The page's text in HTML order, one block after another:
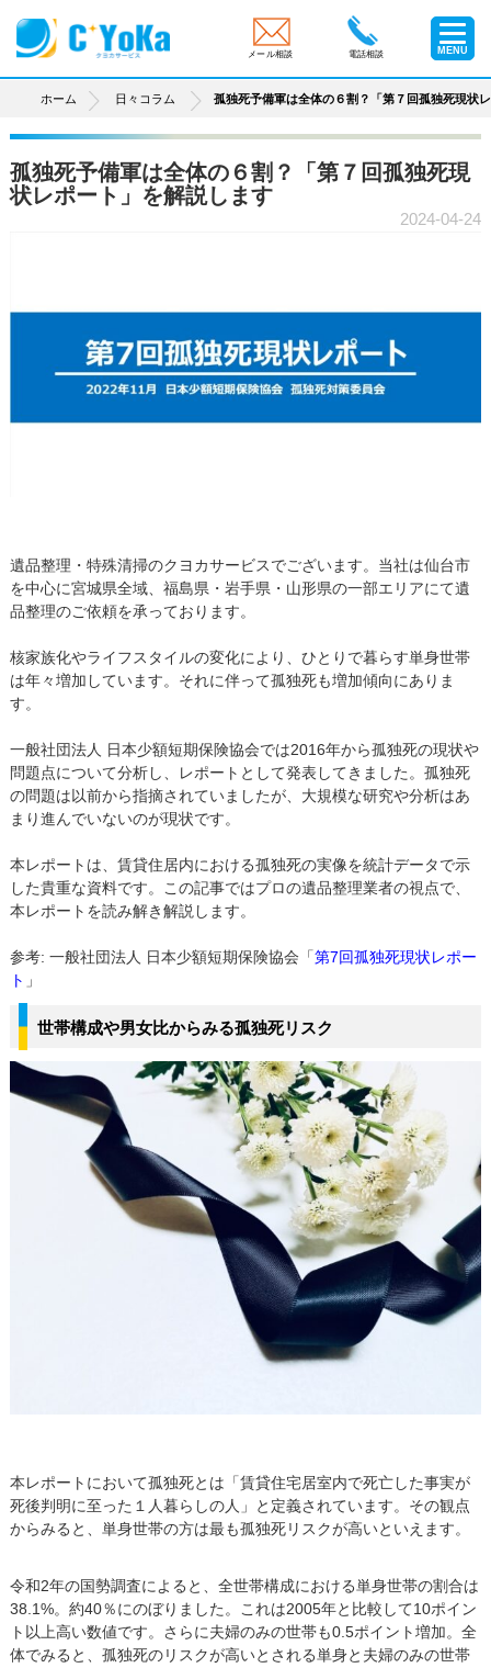
メール相談 電話相談 MENU
ホーム 日々コラム 孤独死予備軍は全体の６割？「第７回孤独死現状
孤独死予備軍は全体の６割？「第７回孤独死現
状レポート」を解説します
2024-04-24
遺品整理・特殊清掃のクヨカサービスでございます。当社は仙台市
を中心に宮城県全域、福島県・岩手県・山形県の一部エリアにて遺
品整理のご依頼を承っております。
核家族化やライフスタイルの変化により、ひとりで暮らす単身世帯
は年々増加しています。それに伴って孤独死も増加傾向にありま
す。
一般社団法人 日本少額短期保険協会では2016年から孤独死の現状や
問題点について分析し、レポートとして発表してきました。孤独死
の問題は以前から指摘されていましたが、大規模な研究や分析はあ
まり進んでいないのが現状です。
本レポートは、賃貸住居内における孤独死の実像を統計データで示
した貴重な資料です。この記事ではプロの遺品整理業者の視点で、
本レポートを読み解き解説します。
参考: 一般社団法人 日本少額短期保険協会「第7回孤独死現状レポー
ト 」
世帯構成や男女比からみる孤独死リスク
本レポートにおいて孤独死とは「賃貸住宅居室内で死亡した事実が
死後判明に至った１人暮らしの人」と定義されています。その観点
からみると、単身世帯の方は最も孤独死リスクが高いといえます。
令和2年の国勢調査によると、全世帯構成における単身世帯の割合は
38.1%。約40％にのぼりました。これは2005年と比較して10ポイン
ト以上高い数値です。さらに夫婦のみの世帯も0.5ポイント増加。全
体でみると、孤独死のリスクが高いとされる単身と夫婦のみの世帯